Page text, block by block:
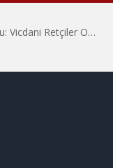
İHD İstanbul Şube Vicdani Ret Komisyonu: Vicdani Retçiler Olarak Destek İçin Buradayız!